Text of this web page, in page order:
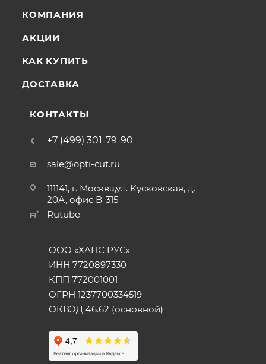
КОМПАНИЯ
АКЦИИ
КАК КУПИТЬ
ДОСТАВКА
КОНТАКТЫ
+7 (499) 301-79-90
sale@opti-cut.ru
111141, г. Москва,ул. Кусковская, д.
20А, офис В-315
Rutube
ООО «ХАНС РУС»
ИНН 7720897330
КПП 772001001
ОГРН 1237700334519
ОКВЭД 46.62 (основной)